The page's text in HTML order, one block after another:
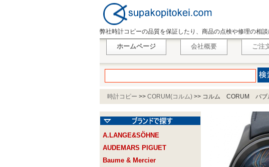
弊社時計コピーの品質を保証したり、商品の点検や修理の相
ホームページ 会社概要 ご注
時計コピー >> CORUM(コルム) >> コルム CORUM バ
A.LANGE&SÖHNE
AUDEMARS PIGUET
Baume & Mercier